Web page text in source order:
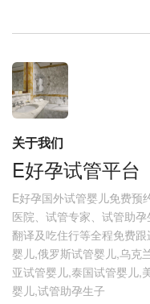
关于我们
E好孕试管平台
E好孕国外试管婴儿免费预
医院、试管专家、试管助
翻译及吃住行等全程免费
婴儿,俄罗斯试管婴儿,乌克
亚试管婴儿,泰国试管婴儿,
婴儿,试管助孕生子